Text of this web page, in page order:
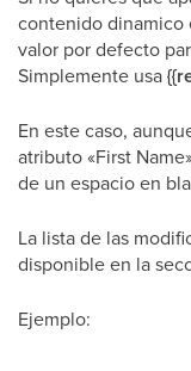
contenido dinamico
valor por defecto
Simplemente usa
En este caso,
atributo «First
de un espacio en
La lista de las
disponible en la
Ejemplo: